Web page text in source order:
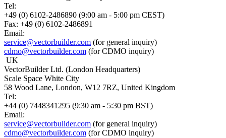
Tel:
+49 (0) 6102-2486890 (9:00 am - 5:00 pm CEST)
Fax: +49 (0) 6102-2486891
Email:
service@vectorbuilder.com (for general inquiry)
cdmo@vectorbuilder.com (for CDMO inquiry)
UK
VectorBuilder Ltd. (London Headquarters)
Scale Space White City
58 Wood Lane, London, W12 7RZ, United Kingdom
Tel:
+44 (0) 7448341295 (9:30 am - 5:30 pm BST)
Email:
service@vectorbuilder.com (for general inquiry)
cdmo@vectorbuilder.com (for CDMO inquiry)